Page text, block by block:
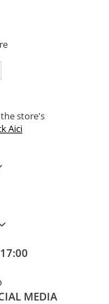
store's
Aici
MEDIA